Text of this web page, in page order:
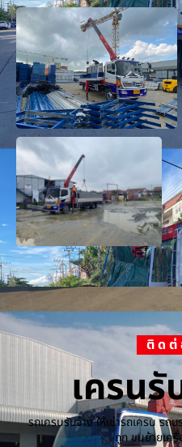
ติดต่
เครนรั
รถเครนรับจ้าง ให้เช่ารถเครน รถ
ถูก ขนย้ายเค